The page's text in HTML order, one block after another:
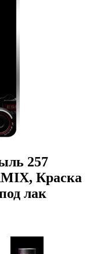
257
Краска
лак